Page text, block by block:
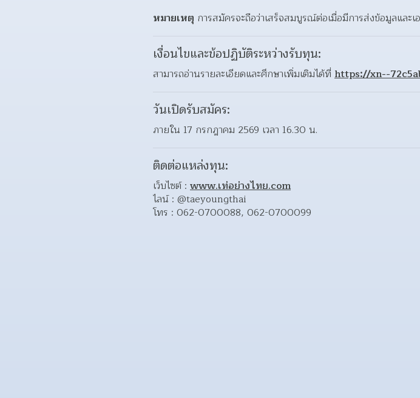
หมายเหตุ การสมัครจะถือว่าเสร็จสมบูรณ์ต่อเมื่อมีการส่งข้อมูลและ
เงื่อนไขและข้อปฏิบัติระหว่างรับทุน:
สามารถอ่านรายละเอียดและศึกษาเพิ่มเติมได้ที่ https://xn--
วันเปิดรับสมัคร:
ภายใน 17 กรกฎาคม 2569 เวลา 16.30 น.
ติดต่อแหล่งทุน:
เว็บไซต์ : www.เท่อย่างไทย.com
ไลน์ : @taeyoungthai
โทร : 062-0700088, 062-0700099